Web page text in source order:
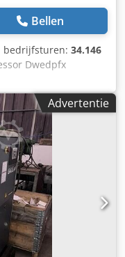
Bellen
bedrijfsturen: 34.146
Dwedpfx
schroefcompressor
Deze compressor is
gebruik en staat
levensduur.
Copco Type: GA15+
2014
gegevens zijn
garantie. Bij
opnemen.
Advertentie